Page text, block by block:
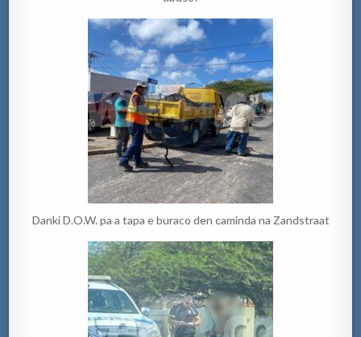
Danki D.O.W. pa a tapa e buraco den caminda na Zandstraat